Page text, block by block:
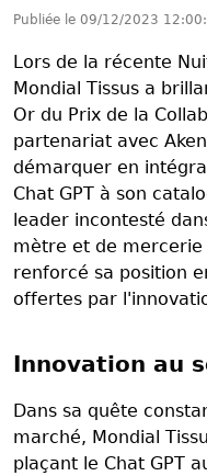
Publiée le 09/12/2023
Lors de la récente
Mondial Tissus a
Or du Prix de la
partenariat avec
démarquer en
Chat GPT à son
leader incontesté
mètre et de mercerie
renforcé sa position
offertes par
Innovation au
Dans sa quête
marché, Mondial
plaçant le Chat GPT